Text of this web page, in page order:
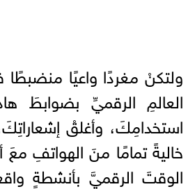
ولتكنْ مغردًا واعيًا
العالمِ الرقميِّ بضوابطَ
استخدامِكَ، وأغلقْ
خاليةً تمامًا منَ الهواتفِ
الوقتَ الرقميَّ بأنشطةٍ